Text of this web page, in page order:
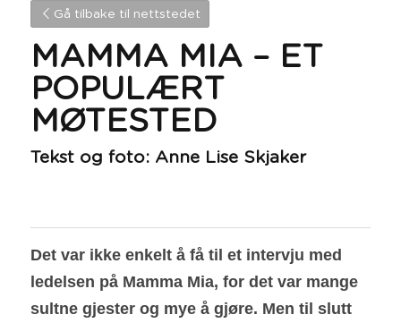
Gå tilbake til nettstedet
MAMMA MIA – ET
POPULÆRT
MØTESTED
Tekst og foto: Anne Lise Skjaker
Det var ikke enkelt å få til et intervju med
ledelsen på Mamma Mia, for det var mange
sultne gjester og mye å gjøre. Men til slutt